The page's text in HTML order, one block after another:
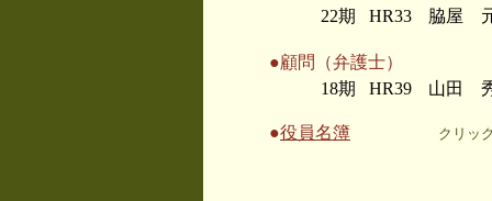
22期
HR33 脇屋
●顧問（弁護士）
18期
HR39 山田
●役員名簿 クリッ